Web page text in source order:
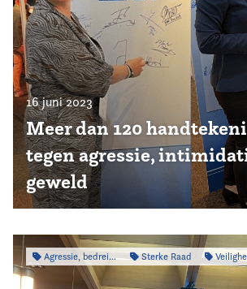
16 juni 2023
Meer dan 120
tegen agressie,
geweld
Agressie, bedreiging & intimidatie Sterke Raad